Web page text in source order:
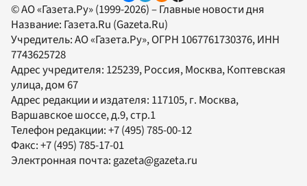
© АО «Газета.Ру» (1999-2026) – Главные новости дня
Название: Газета.Ru (Gazeta.Ru)
Учредитель:АО «Газета.Ру», ОГРН 1067761730376, ИНН
7743625728
Адрес учредителя: 125239, Россия, Москва, Коптевская
улица, дом 67
Адрес редакции и издателя: 117105, г. Москва,
Варшавское шоссе, д.9, стр.1
Телефон редакции:+7 (495) 785-00-12
Факс:+7 (495) 785-17-01
Электронная почта: gazeta@gazeta.ru